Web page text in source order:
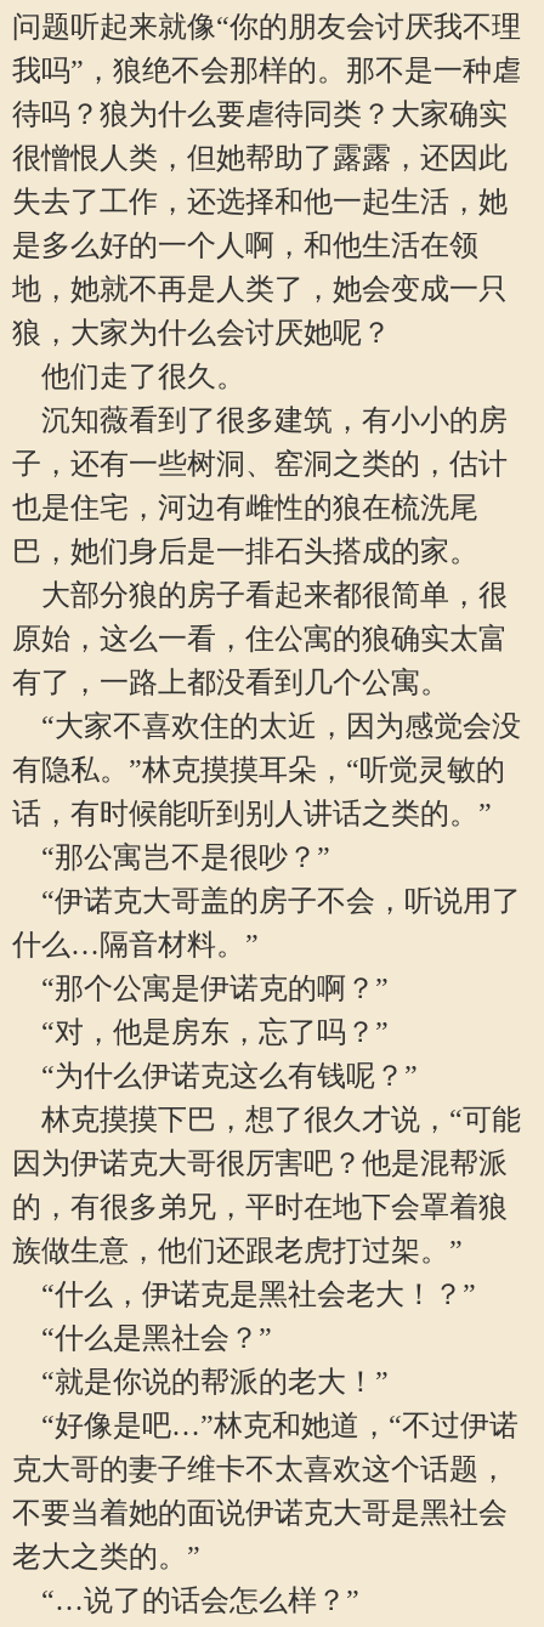
问题听起来就像“你的朋友会讨厌我不理
我吗”，狼绝不会那样的。那不是一种虐
待吗？狼为什么要虐待同类？大家确实
很憎恨人类，但她帮助了露露，还因此
失去了工作，还选择和他一起生活，她
是多么好的一个人啊，和他生活在领
地，她就不再是人类了，她会变成一只
狼，大家为什么会讨厌她呢？
他们走了很久。
沉知薇看到了很多建筑，有小小的房
子，还有一些树洞、窑洞之类的，估计
也是住宅，河边有雌性的狼在梳洗尾
巴，她们身后是一排石头搭成的家。
大部分狼的房子看起来都很简单，很
原始，这么一看，住公寓的狼确实太富
有了，一路上都没看到几个公寓。
“大家不喜欢住的太近，因为感觉会没
有隐私。”林克摸摸耳朵，“听觉灵敏的
话，有时候能听到别人讲话之类的。”
“那公寓岂不是很吵？”
“伊诺克大哥盖的房子不会，听说用了
什么…隔音材料。”
“那个公寓是伊诺克的啊？”
“对，他是房东，忘了吗？”
“为什么伊诺克这么有钱呢？”
林克摸摸下巴，想了很久才说，“可能
因为伊诺克大哥很厉害吧？他是混帮派
的，有很多弟兄，平时在地下会罩着狼
族做生意，他们还跟老虎打过架。”
“什么，伊诺克是黑社会老大！？”
“什么是黑社会？”
“就是你说的帮派的老大！”
“好像是吧…”林克和她道，“不过伊诺
克大哥的妻子维卡不太喜欢这个话题，
不要当着她的面说伊诺克大哥是黑社会
老大之类的。”
“…说了的话会怎么样？”